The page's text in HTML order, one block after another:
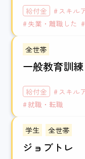
給付金
スキル
失業・離職した
全世帯
一般教育訓練
給付金
スキル
就職・転職
学生 全世帯
ジョブトレ